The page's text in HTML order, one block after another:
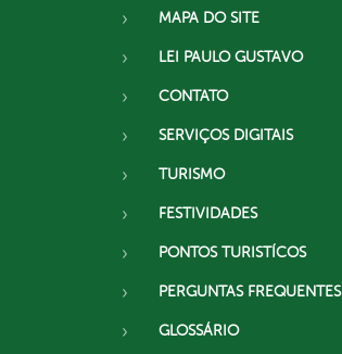
MAPA DO SITE
LEI PAULO GUSTAVO
CONTATO
SERVIÇOS DIGITAIS
TURISMO
FESTIVIDADES
PONTOS TURISTÍCOS
PERGUNTAS FREQUENTES
GLOSSÁRIO